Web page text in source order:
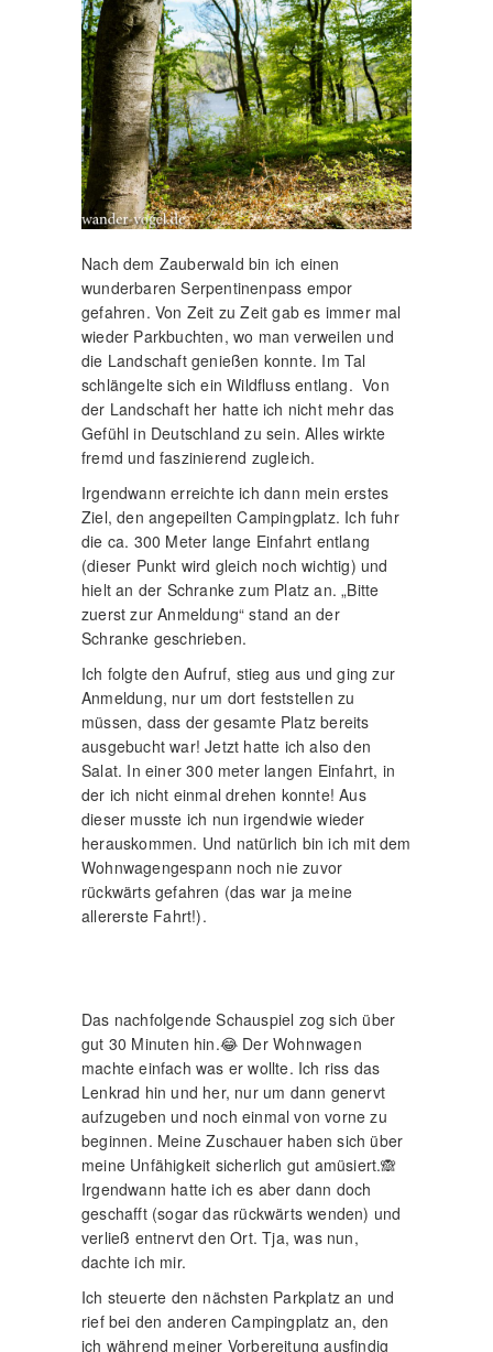
Nach dem Zauberwald bin ich einen
wunderbaren Serpentinenpass empor
gefahren. Von Zeit zu Zeit gab es immer mal
wieder Parkbuchten, wo man verweilen und
die Landschaft genießen konnte. Im Tal
schlängelte sich ein Wildfluss entlang. Von
der Landschaft her hatte ich nicht mehr das
Gefühl in Deutschland zu sein. Alles wirkte
fremd und faszinierend zugleich.
Irgendwann erreichte ich dann mein erstes
Ziel, den angepeilten Campingplatz. Ich fuhr
die ca. 300 Meter lange Einfahrt entlang
(dieser Punkt wird gleich noch wichtig) und
hielt an der Schranke zum Platz an. „Bitte
zuerst zur Anmeldung“ stand an der
Schranke geschrieben.
Ich folgte den Aufruf, stieg aus und ging zur
Anmeldung, nur um dort feststellen zu
müssen, dass der gesamte Platz bereits
ausgebucht war! Jetzt hatte ich also den
Salat. In einer 300 meter langen Einfahrt, in
der ich nicht einmal drehen konnte! Aus
dieser musste ich nun irgendwie wieder
herauskommen. Und natürlich bin ich mit dem
Wohnwagengespann noch nie zuvor
rückwärts gefahren (das war ja meine
allererste Fahrt!).
Das nachfolgende Schauspiel zog sich über
gut 30 Minuten hin.😂 Der Wohnwagen
machte einfach was er wollte. Ich riss das
Lenkrad hin und her, nur um dann genervt
aufzugeben und noch einmal von vorne zu
beginnen. Meine Zuschauer haben sich über
meine Unfähigkeit sicherlich gut amüsiert.🙈
Irgendwann hatte ich es aber dann doch
geschafft (sogar das rückwärts wenden) und
verließ entnervt den Ort. Tja, was nun,
dachte ich mir.
Ich steuerte den nächsten Parkplatz an und
rief bei den anderen Campingplatz an, den
ich während meiner Vorbereitung ausfindig